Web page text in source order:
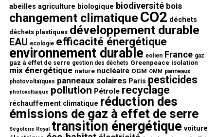
abeilles agriculture biologique biodiversité bois
changement climatique CO2 déchets
déchets plastiques développement durable
EAU ecologie efficacité énergétique
environnement durable eolien France gaz
gaz à effet de serre gestion des déchets Greenpeace isolation
mix énergétique nature nucléaire OGM OMM panneaux
photovoltaïques panneaux solaires Paris pesticides
photovoltaïque pollution Pétrole recyclage
réchauffement climatique réduction des
émissions de gaz à effet de serre
Ségolène Royal transition énergétique voiture